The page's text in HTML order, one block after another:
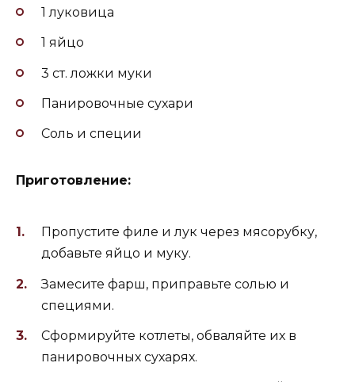
1 луковица
1 яйцо
3 ст. ложки муки
Панировочные сухари
Соль и специи
Приготовление:
Пропустите филе и лук через мясорубку,
добавьте яйцо и муку.
Замесите фарш, приправьте солью и
специями.
Сформируйте котлеты, обваляйте их в
панировочных сухарях.